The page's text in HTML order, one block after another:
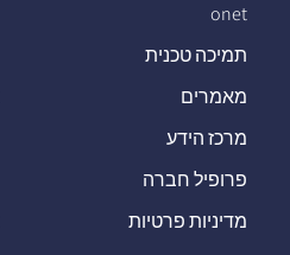
onet
תמיכה טכנית
מאמרים
מרכז הידע
פרופיל חברה
מדיניות פרטיות